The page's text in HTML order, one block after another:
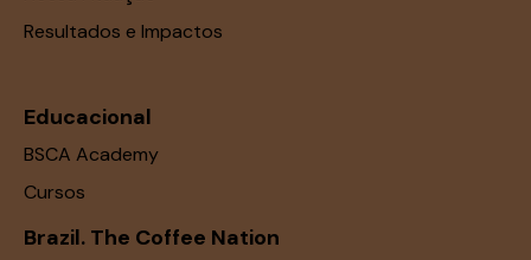
Resultados e Impactos
Educacional
BSCA Academy
Cursos
Brazil. The Coffee Nation